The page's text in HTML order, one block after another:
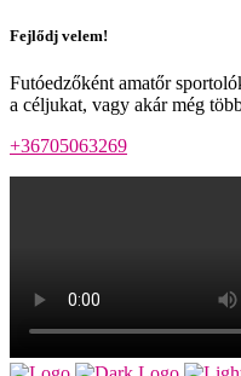
Fejlődj velem!
Futóedzőként amatőr
a céljukat, vagy akár még
+36705063269